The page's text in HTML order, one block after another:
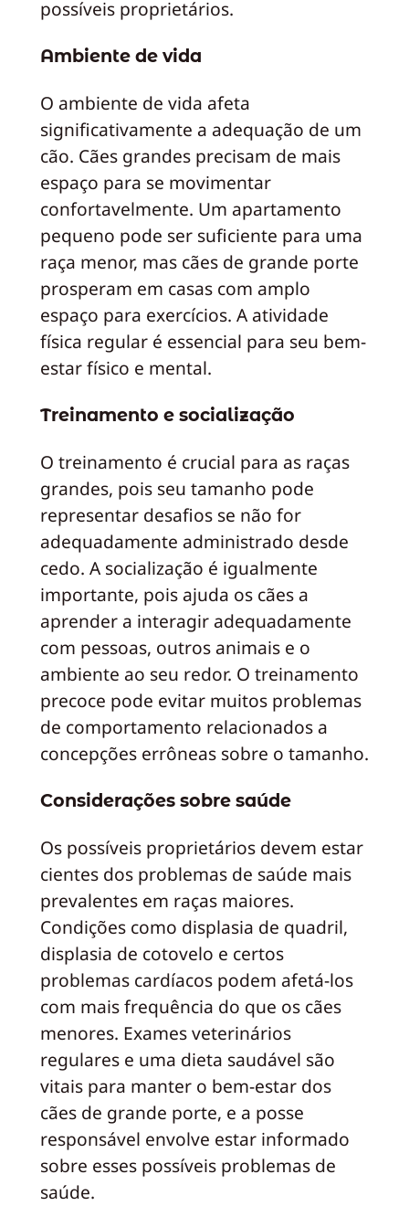
possíveis proprietários.
Ambiente de vida
O ambiente de vida afeta
significativamente a adequação de um
cão. Cães grandes precisam de mais
espaço para se movimentar
confortavelmente. Um apartamento
pequeno pode ser suficiente para uma
raça menor, mas cães de grande porte
prosperam em casas com amplo
espaço para exercícios. A atividade
física regular é essencial para seu bem-
estar físico e mental.
Treinamento e socialização
O treinamento é crucial para as raças
grandes, pois seu tamanho pode
representar desafios se não for
adequadamente administrado desde
cedo. A socialização é igualmente
importante, pois ajuda os cães a
aprender a interagir adequadamente
com pessoas, outros animais e o
ambiente ao seu redor. O treinamento
precoce pode evitar muitos problemas
de comportamento relacionados a
concepções errôneas sobre o tamanho.
Considerações sobre saúde
Os possíveis proprietários devem estar
cientes dos problemas de saúde mais
prevalentes em raças maiores.
Condições como displasia de quadril,
displasia de cotovelo e certos
problemas cardíacos podem afetá-los
com mais frequência do que os cães
menores. Exames veterinários
regulares e uma dieta saudável são
vitais para manter o bem-estar dos
cães de grande porte, e a posse
responsável envolve estar informado
sobre esses possíveis problemas de
saúde.